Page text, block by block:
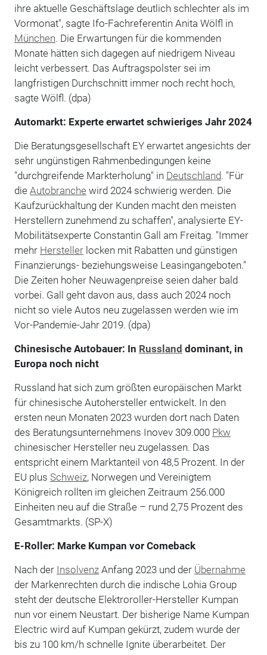
ihre aktuelle Geschäftslage deutlich schlechter als im
Vormonat", sagte Ifo-Fachreferentin Anita Wölfl in
München. Die Erwartungen für die kommenden
Monate hätten sich dagegen auf niedrigem Niveau
leicht verbessert. Das Auftragspolster sei im
langfristigen Durchschnitt immer noch recht hoch,
sagte Wölfl. (dpa)
Automarkt: Experte erwartet schwieriges Jahr 2024
Die Beratungsgesellschaft EY erwartet angesichts der
sehr ungünstigen Rahmenbedingungen keine
"durchgreifende Markterholung" in Deutschland. "Für
die Autobranche wird 2024 schwierig werden. Die
Kaufzurückhaltung der Kunden macht den meisten
Herstellern zunehmend zu schaffen", analysierte EY-
Mobilitätsexperte Constantin Gall am Freitag. "Immer
mehr Herstellerlocken mit Rabatten und günstigen
Finanzierungs- beziehungsweise Leasingangeboten."
Die Zeiten hoher Neuwagenpreise seien daher bald
vorbei. Gall geht davon aus, dass auch 2024 noch
nicht so viele Autos neu zugelassen werden wie im
Vor-Pandemie-Jahr 2019. (dpa)
Chinesische Autobauer: In Russland dominant, in
Europa noch nicht
Russland hat sich zum größten europäischen Markt
für chinesische Autohersteller entwickelt. In den
ersten neun Monaten 2023 wurden dort nach Daten
des Beratungsunternehmens Inovev 309.000 Pkw
chinesischer Hersteller neu zugelassen. Das
entspricht einem Marktanteil von 48,5 Prozent. In der
EU plus Schweiz, Norwegen und Vereinigtem
Königreich rollten im gleichen Zeitraum 256.000
Einheiten neu auf die Straße – rund 2,75 Prozent des
Gesamtmarkts. (SP-X)
E-Roller: Marke Kumpan vor Comeback
Nach der InsolvenzAnfang 2023 und der Übernahme
der Markenrechten durch die indische Lohia Group
steht der deutsche Elektroroller-Hersteller Kumpan
nun vor einem Neustart. Der bisherige Name Kumpan
Electric wird auf Kumpan gekürzt, zudem wurde der
bis zu 100 km/h schnelle Ignite überarbeitet. Der